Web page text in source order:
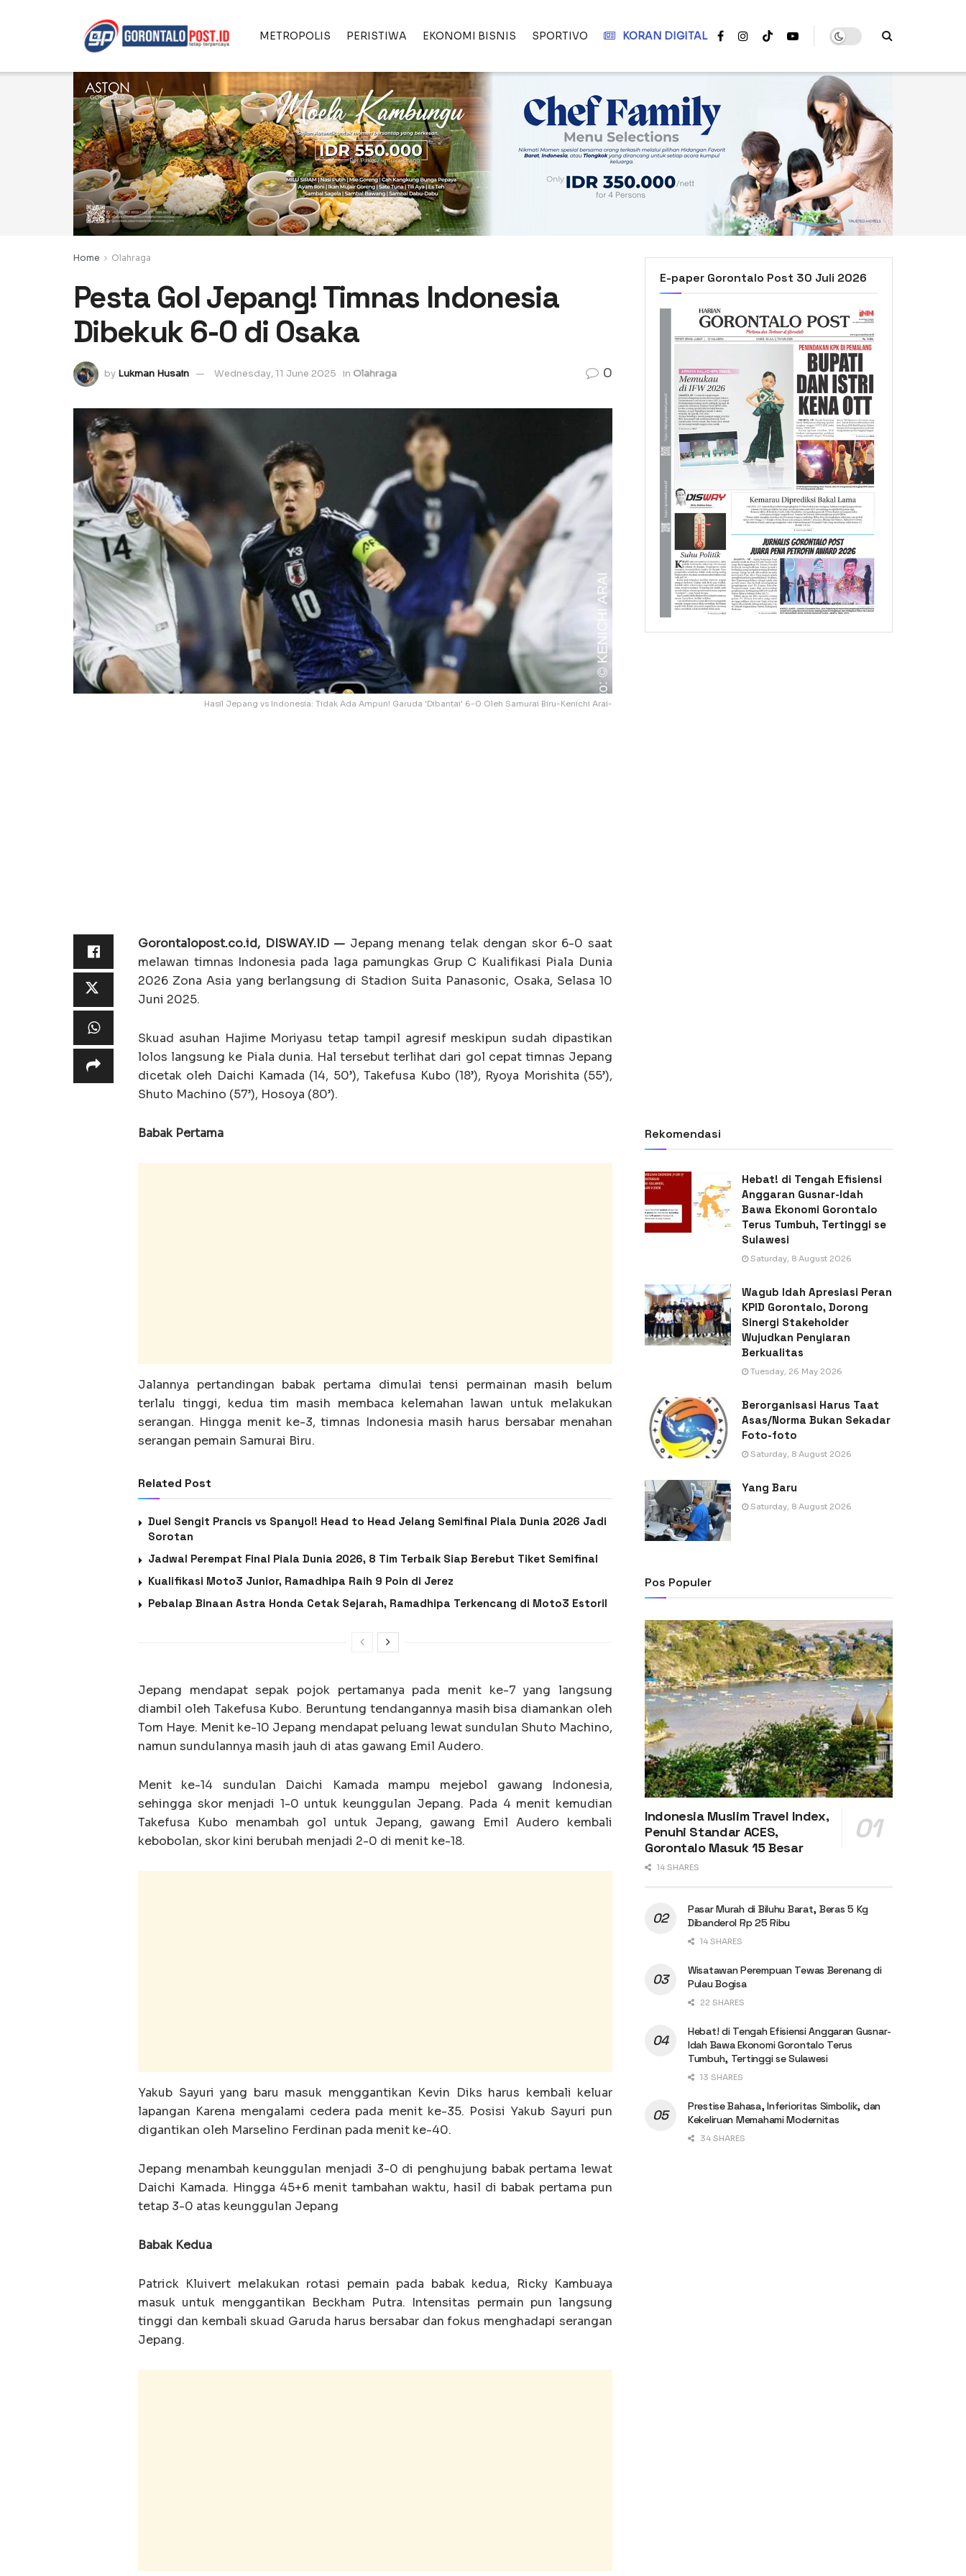
METROPOLIS PERISTIWA EKONOMI BISNIS SPORTIVO KORAN DIGITAL
Home Olahraga
Pesta Gol Jepang! Timnas Indonesia
Dibekuk 6-0 di Osaka
by Lukman Husain Wednesday, 11 June 2025 in Olahraga 0
Hasil Jepang vs Indonesia: Tidak Ada Ampun! Garuda 'Dibantai' 6-0 Oleh Samurai Biru-Kenichi Arai-
Gorontalopost.co.id, DISWAY.ID — Jepang menang telak dengan skor 6-0 saat
melawan timnas Indonesia pada laga pamungkas Grup C Kualifikasi Piala Dunia
2026 Zona Asia yang berlangsung di Stadion Suita Panasonic, Osaka, Selasa 10
Juni 2025.
Skuad asuhan Hajime Moriyasu tetap tampil agresif meskipun sudah dipastikan
lolos langsung ke Piala dunia. Hal tersebut terlihat dari gol cepat timnas Jepang
dicetak oleh Daichi Kamada (14, 50’), Takefusa Kubo (18’), Ryoya Morishita (55’),
Shuto Machino (57’), Hosoya (80’).
Babak Pertama
Jalannya pertandingan babak pertama dimulai tensi permainan masih belum
terlalu tinggi, kedua tim masih membaca kelemahan lawan untuk melakukan
serangan. Hingga menit ke-3, timnas Indonesia masih harus bersabar menahan
serangan pemain Samurai Biru.
Related Post
Duel Sengit Prancis vs Spanyol! Head to Head Jelang Semifinal Piala Dunia 2026 Jadi
Sorotan
Jadwal Perempat Final Piala Dunia 2026, 8 Tim Terbaik Siap Berebut Tiket Semifinal
Kualifikasi Moto3 Junior, Ramadhipa Raih 9 Poin di Jerez
Pebalap Binaan Astra Honda Cetak Sejarah, Ramadhipa Terkencang di Moto3 Estoril
Jepang mendapat sepak pojok pertamanya pada menit ke-7 yang langsung
diambil oleh Takefusa Kubo. Beruntung tendangannya masih bisa diamankan oleh
Tom Haye. Menit ke-10 Jepang mendapat peluang lewat sundulan Shuto Machino,
namun sundulannya masih jauh di atas gawang Emil Audero.
Menit ke-14 sundulan Daichi Kamada mampu mejebol gawang Indonesia,
sehingga skor menjadi 1-0 untuk keunggulan Jepang. Pada 4 menit kemudian
Takefusa Kubo menambah gol untuk Jepang, gawang Emil Audero kembali
kebobolan, skor kini berubah menjadi 2-0 di menit ke-18.
Yakub Sayuri yang baru masuk menggantikan Kevin Diks harus kembali keluar
lapangan Karena mengalami cedera pada menit ke-35. Posisi Yakub Sayuri pun
digantikan oleh Marselino Ferdinan pada menit ke-40.
Jepang menambah keunggulan menjadi 3-0 di penghujung babak pertama lewat
Daichi Kamada. Hingga 45+6 menit tambahan waktu, hasil di babak pertama pun
tetap 3-0 atas keunggulan Jepang
Babak Kedua
Patrick Kluivert melakukan rotasi pemain pada babak kedua, Ricky Kambuaya
masuk untuk menggantikan Beckham Putra. Intensitas permain pun langsung
tinggi dan kembali skuad Garuda harus bersabar dan fokus menghadapi serangan
Jepang.
E-paper Gorontalo Post 30 Juli 2026
Rekomendasi
Hebat! di Tengah Efisiensi
Anggaran Gusnar-Idah
Bawa Ekonomi Gorontalo
Terus Tumbuh, Tertinggi se
Sulawesi
Saturday, 8 August 2026
Wagub Idah Apresiasi Peran
KPID Gorontalo, Dorong
Sinergi Stakeholder
Wujudkan Penyiaran
Berkualitas
Tuesday, 26 May 2026
Berorganisasi Harus Taat
Asas/Norma Bukan Sekadar
Foto-foto
Saturday, 8 August 2026
Yang Baru
Saturday, 8 August 2026
Pos Populer
Indonesia Muslim Travel Index,
Penuhi Standar ACES,
Gorontalo Masuk 15 Besar
14 SHARES
Pasar Murah di Biluhu Barat, Beras 5 Kg
Dibanderol Rp 25 Ribu
14 SHARES
Wisatawan Perempuan Tewas Berenang di
Pulau Bogisa
22 SHARES
Hebat! di Tengah Efisiensi Anggaran Gusnar-
Idah Bawa Ekonomi Gorontalo Terus
Tumbuh, Tertinggi se Sulawesi
13 SHARES
Prestise Bahasa, Inferioritas Simbolik, dan
Kekeliruan Memahami Modernitas
34 SHARES